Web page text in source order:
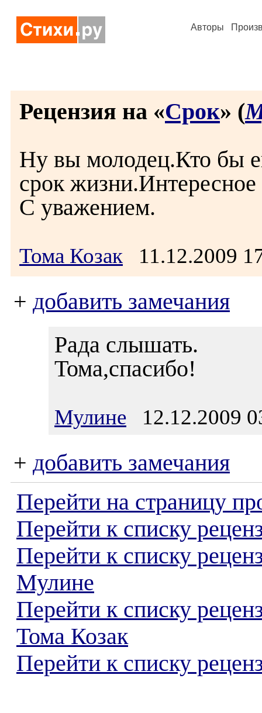
Авторы
Рецензия на «Срок» (
Ну вы молодец.Кто бы
срок жизни.Интересное
С уважением.
Тома Козак 11.12.2009
+ добавить замечания
Рада слышать.
Тома,спасибо!
Мулине 12.12.2009
+ добавить замечания
Перейти на страницу
Перейти к списку
Перейти к списку
Мулине
Перейти к списку
Тома Козак
Перейти к списку